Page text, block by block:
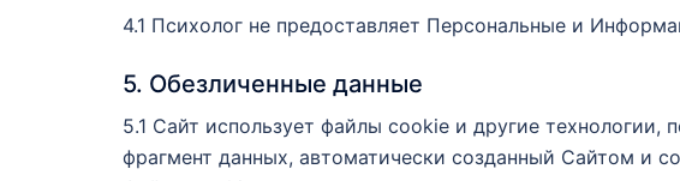
4.1 Психолог не предоставляет Персональные и
5. Обезличенные данные
5.1 Сайт использует файлы сookie и другие
фрагмент данных, автоматически созданный Сайтом и